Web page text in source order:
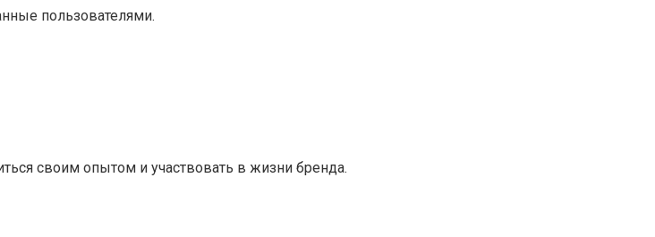
пользователями.
своим опытом и участвовать в жизни бренда.